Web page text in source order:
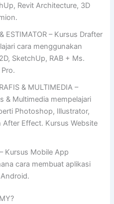
Revit Architecture, 3D
ESTIMATOR – Kursus Drafter
cara menggunakan
SketchUp, RAB + Ms.
& MULTIMEDIA –
& Multimedia mempelajari
Photoshop, Illustrator,
After Effect. Kursus Website
Kursus Mobile App
cara membuat aplikasi